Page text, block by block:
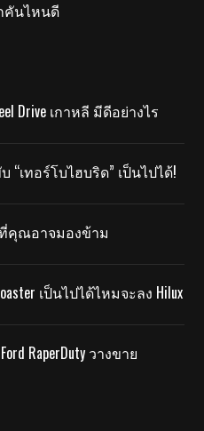
คันไหนดี
Drive เกาหลี มีดีอย่างไร
“เทอร์โบไฮบริด” เป็นไปได้!
คุณอาจมองข้าม
เป็นไปได้ไหมจะลง Hilux
RaperDuty วางขาย